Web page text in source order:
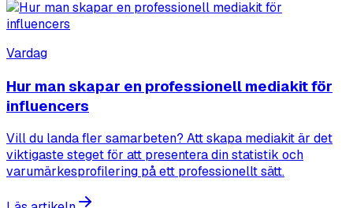
Vardag
Hur man skapar en professionell mediakit för
influencers
Vill du landa fler samarbeten? Att skapa mediakit är det
viktigaste steget för att presentera din statistik och
varumärkesprofilering på ett professionellt sätt.